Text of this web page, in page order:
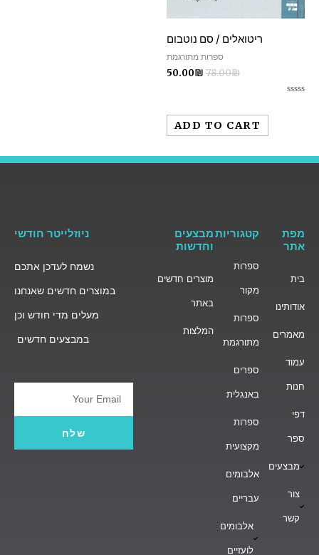
ריטואלים / סם נוטבום
ספרות מתורגמת
78.00₪
50.00₪
ADD TO CART
מפת
אתר
בית
אודותינו
מאמרים
עמוד
חנות
דפי
ספר
מבצעים
צור
קשר
קטגוריות
ספרות
מקור
ספרות
מתורגמת
ספרים
באנגלית
ספרות
מקצועית
אלבומים
עבריים
אלבומים
לועזיים
מבצעים
וחדשות
מוצרים חדשים
באתר
המלצות
ניוזלייטר חודשי
נשמח לעדכן אתכם
במוצרים חדשים שאנחנו
מעלים מדי חודש וכן
במבצעים חדשים
Email
שלח